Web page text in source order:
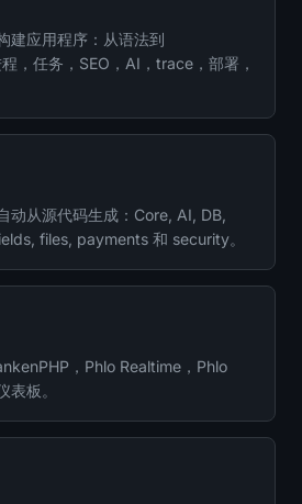
建应用程序：从语法到
，任务，SEO，AI，trace，部署，
动从源代码生成：Core, AI, DB,
files, payments 和 security。
，Phlo Realtime，Phlo
板。